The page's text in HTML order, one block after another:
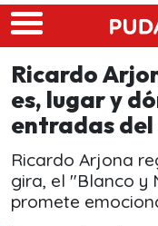
Skip to main content
Ricardo
es, lugar y
entradas
Ricardo Arjona
gira, el "Blanco y
promete